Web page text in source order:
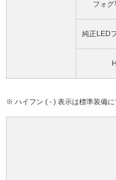
フォ
純正LED
※ ハイフン ( - ) 表示は標準装備に